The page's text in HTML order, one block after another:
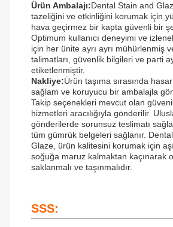
Ürün Ambalajı:Dental Stain and
tazeliğini ve etkinliğini korumak için
hava geçirmez bir kapta güvenli bir
Optimum kullanıcı deneyimi ve
için her ünite ayrı ayrı mühürlenmiş
talimatları, güvenlik bilgileri ve parti
etiketlenmiştir.
Nakliye:Ürün taşıma sırasında
sağlam ve koruyucu bir ambalajla
Takip seçenekleri mevcut olan
hizmetleri aracılığıyla gönderilir.
gönderilerde sorunsuz teslimatı
tüm gümrük belgeleri sağlanır.
Glaze, ürün kalitesini korumak için
soğuğa maruz kalmaktan kaçınarak
saklanmalı ve taşınmalıdır.
SSS: